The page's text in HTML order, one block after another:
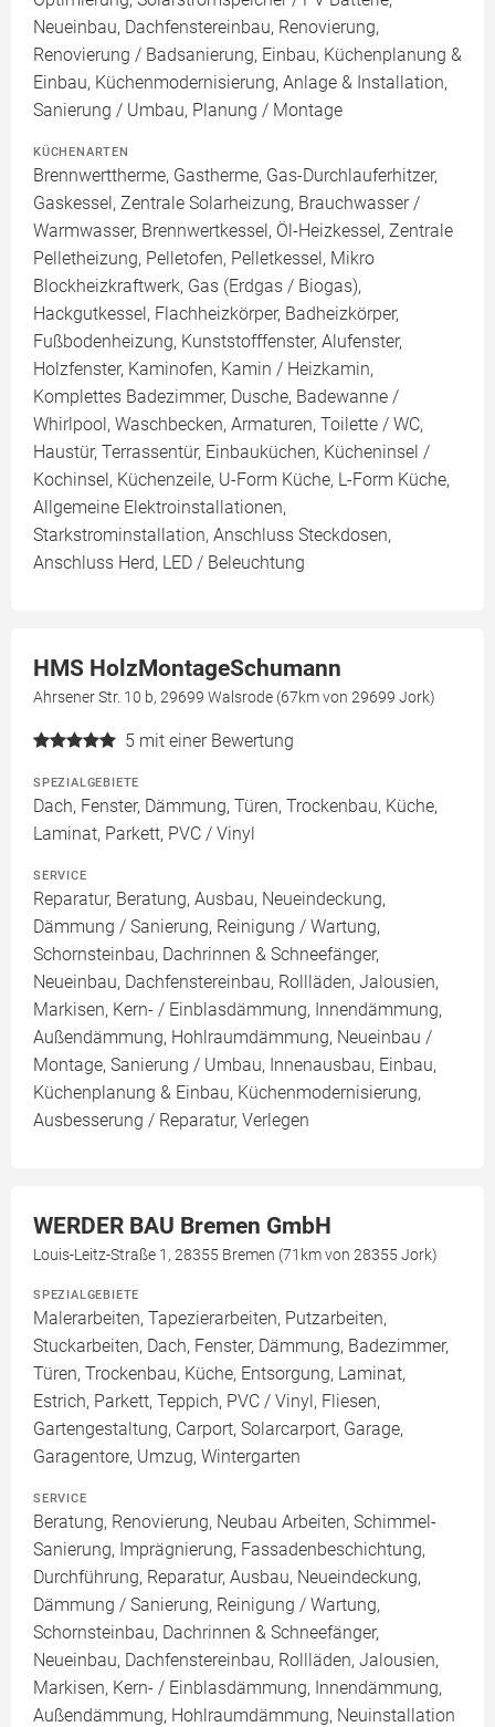
Neueinbau, Dachfenstereinbau, Renovierung,
Renovierung / Badsanierung, Einbau, Küchenplanung &
Einbau, Küchenmodernisierung, Anlage & Installation,
Sanierung / Umbau, Planung / Montage
KÜCHENARTEN
Brennwerttherme, Gastherme, Gas-Durchlauferhitzer,
Gaskessel, Zentrale Solarheizung, Brauchwasser /
Warmwasser, Brennwertkessel, Öl-Heizkessel, Zentrale
Pelletheizung, Pelletofen, Pelletkessel, Mikro
Blockheizkraftwerk, Gas (Erdgas / Biogas),
Hackgutkessel, Flachheizkörper, Badheizkörper,
Fußbodenheizung, Kunststofffenster, Alufenster,
Holzfenster, Kaminofen, Kamin / Heizkamin,
Komplettes Badezimmer, Dusche, Badewanne /
Whirlpool, Waschbecken, Armaturen, Toilette / WC,
Haustür, Terrassentür, Einbauküchen, Kücheninsel /
Kochinsel, Küchenzeile, U-Form Küche, L-Form Küche,
Allgemeine Elektroinstallationen,
Starkstrominstallation, Anschluss Steckdosen,
Anschluss Herd, LED / Beleuchtung
HMS HolzMontageSchumann
Ahrsener Str. 10 b, 29699 Walsrode (67km von 29699 Jork)
5 mit einer Bewertung
SPEZIALGEBIETE
Dach, Fenster, Dämmung, Türen, Trockenbau, Küche,
Laminat, Parkett, PVC / Vinyl
SERVICE
Reparatur, Beratung, Ausbau, Neueindeckung,
Dämmung / Sanierung, Reinigung / Wartung,
Schornsteinbau, Dachrinnen & Schneefänger,
Neueinbau, Dachfenstereinbau, Rollläden, Jalousien,
Markisen, Kern- / Einblasdämmung, Innendämmung,
Außendämmung, Hohlraumdämmung, Neueinbau /
Montage, Sanierung / Umbau, Innenausbau, Einbau,
Küchenplanung & Einbau, Küchenmodernisierung,
Ausbesserung / Reparatur, Verlegen
WERDER BAU Bremen GmbH
Louis-Leitz-Straße 1, 28355 Bremen (71km von 28355 Jork)
SPEZIALGEBIETE
Malerarbeiten, Tapezierarbeiten, Putzarbeiten,
Stuckarbeiten, Dach, Fenster, Dämmung, Badezimmer,
Türen, Trockenbau, Küche, Entsorgung, Laminat,
Estrich, Parkett, Teppich, PVC / Vinyl, Fliesen,
Gartengestaltung, Carport, Solarcarport, Garage,
Garagentore, Umzug, Wintergarten
SERVICE
Beratung, Renovierung, Neubau Arbeiten, Schimmel-
Sanierung, Imprägnierung, Fassadenbeschichtung,
Durchführung, Reparatur, Ausbau, Neueindeckung,
Dämmung / Sanierung, Reinigung / Wartung,
Schornsteinbau, Dachrinnen & Schneefänger,
Neueinbau, Dachfenstereinbau, Rollläden, Jalousien,
Markisen, Kern- / Einblasdämmung, Innendämmung,
Außendämmung, Hohlraumdämmung, Neuinstallation